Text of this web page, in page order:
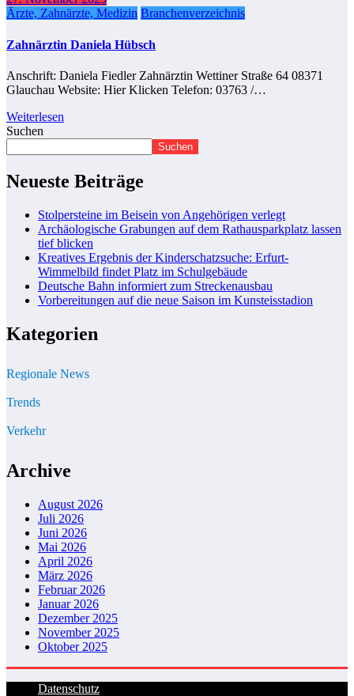
Ärzte, Zahnärzte, Medizin Branchenverzeichnis
Zahnärztin Daniela Hübsch
Anschrift: Daniela Fiedler Zahnärztin Wettiner Straße 64 08371
Glauchau Website: Hier Klicken Telefon: 03763 /…
Weiterlesen
Suchen
Suchen
Neueste Beiträge
Stolpersteine im Beisein von Angehörigen verlegt
Archäologische Grabungen auf dem Rathausparkplatz lassen
tief blicken
Kreatives Ergebnis der Kinderschatzsuche: Erfurt-
Wimmelbild findet Platz im Schulgebäude
Deutsche Bahn informiert zum Streckenausbau
Vorbereitungen auf die neue Saison im Kunsteisstadion
Kategorien
Regionale News
Trends
Verkehr
Archive
August 2026
Juli 2026
Juni 2026
Mai 2026
April 2026
März 2026
Februar 2026
Januar 2026
Dezember 2025
November 2025
Oktober 2025
Datenschutz